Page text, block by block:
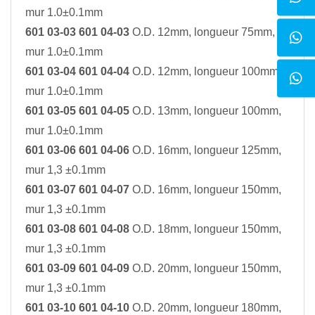
mur 1.0±0.1mm
601 03-03 601 04-03 O.D. 12mm, longueur 75mm,
mur 1.0±0.1mm
601 03-04 601 04-04 O.D. 12mm, longueur 100mm,
mur 1.0±0.1mm
601 03-05 601 04-05 O.D. 13mm, longueur 100mm,
mur 1.0±0.1mm
601 03-06 601 04-06 O.D. 16mm, longueur 125mm,
mur 1,3 ±0.1mm
601 03-07 601 04-07 O.D. 16mm, longueur 150mm,
mur 1,3 ±0.1mm
601 03-08 601 04-08 O.D. 18mm, longueur 150mm,
mur 1,3 ±0.1mm
601 03-09 601 04-09 O.D. 20mm, longueur 150mm,
mur 1,3 ±0.1mm
601 03-10 601 04-10 O.D. 20mm, longueur 180mm,